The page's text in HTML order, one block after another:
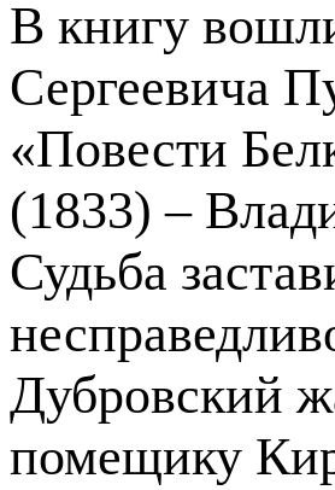
В книгу
Сергеевича
«Повести
(1833) –
Судьба
Дубровский
помещику